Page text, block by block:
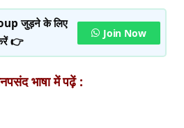
जुड़ने के लिए
👉
Join Now
भाषा में पढ़ें :